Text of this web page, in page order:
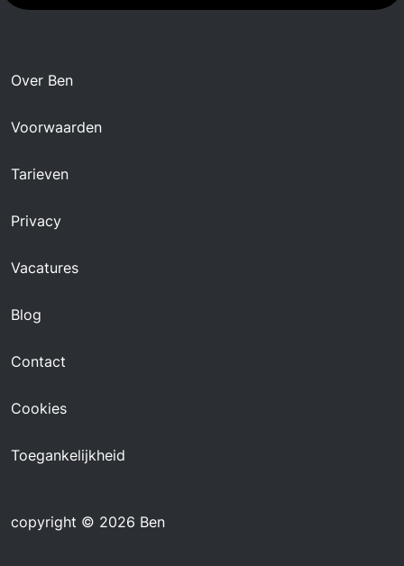
Over Ben
Voorwaarden
Tarieven
Privacy
Vacatures
Blog
Contact
Cookies
Toegankelijkheid
copyright © 2026 Ben